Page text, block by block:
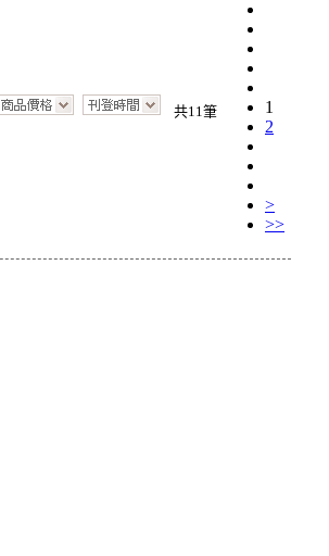
共11筆
1
2
>
>>